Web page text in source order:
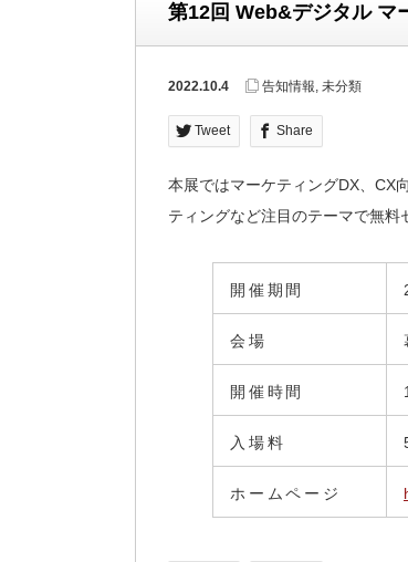
第12回 Web&デジタル マ
2022.10.4 告知情報, 未分類
Tweet Share
本展ではマーケティングDX、CX
ティングなど注目のテーマで無料
開催期間
会場
開催時間
入場料
ホームページ